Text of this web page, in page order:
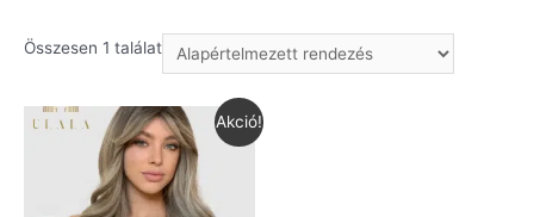
Összesen 1 találat
Akció!